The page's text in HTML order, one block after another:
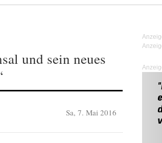
und sein neues
Sa, 7. Mai 2016